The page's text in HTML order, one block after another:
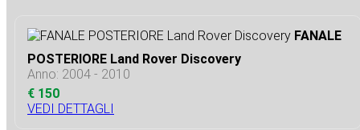
FANALE
POSTERIORE Land Rover Discovery
Anno: 2004 - 2010
€ 150
VEDI DETTAGLI